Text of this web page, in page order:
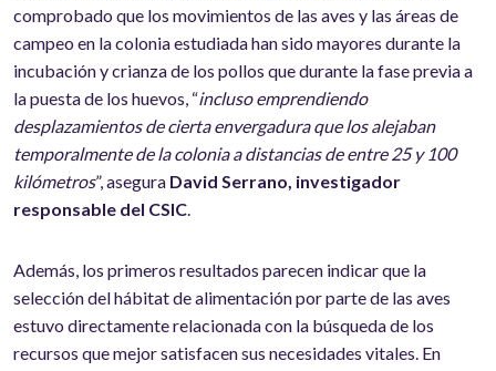
comprobado que los movimientos de las aves y las áreas de
campeo en la colonia estudiada han sido mayores durante la
incubación y crianza de los pollos que durante la fase previa a
la puesta de los huevos, “incluso emprendiendo
desplazamientos de cierta envergadura que los alejaban
temporalmente de la colonia a distancias de entre 25 y 100
kilómetros”, asegura David Serrano, investigador
responsable del CSIC.
Además, los primeros resultados parecen indicar que la
selección del hábitat de alimentación por parte de las aves
estuvo directamente relacionada con la búsqueda de los
recursos que mejor satisfacen sus necesidades vitales. En